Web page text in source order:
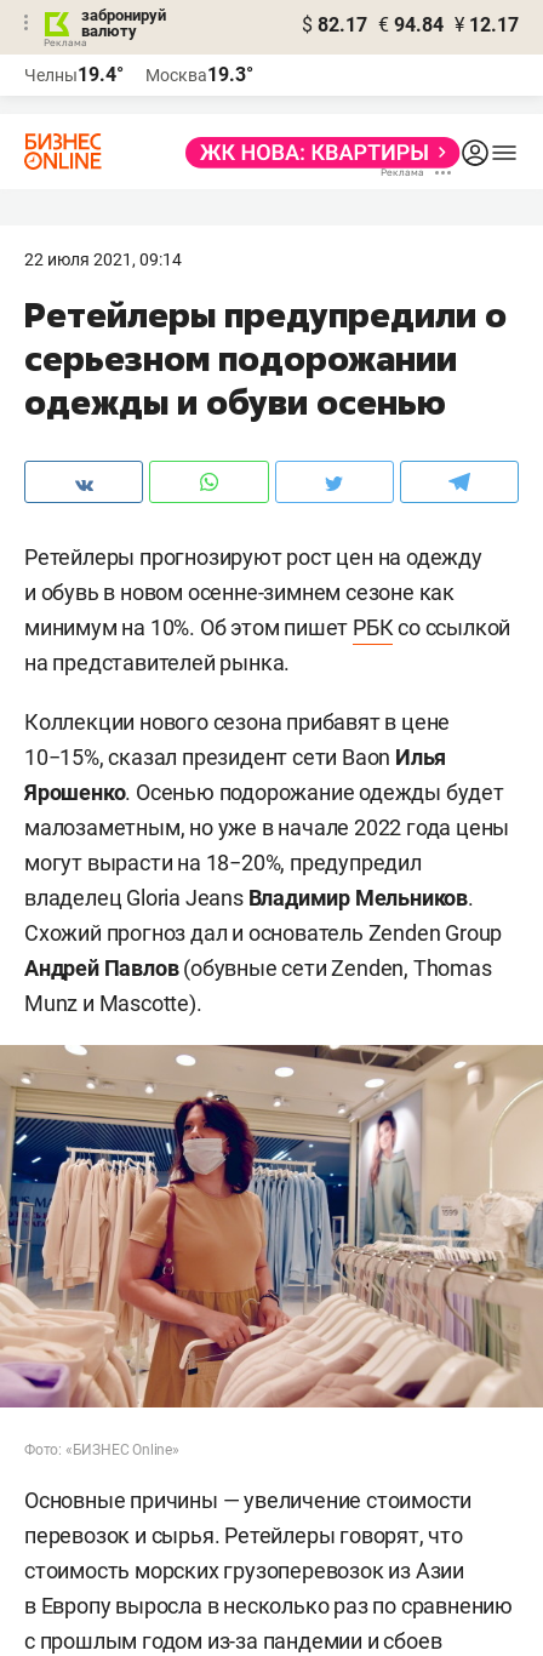
забронируй
валюту
$ 82.17 € 94.84 ¥ 12.17
Челны19.4° Москва19.3°
22 июля 2021, 09:14
Ретейлеры предупредили о
серьезном подорожании
одежды и обуви осенью
Ретейлеры прогнозируют рост цен на одежду
и обувь в новом осенне-зимнем сезоне как
минимум на 10%. Об этом пишет РБКсо ссылкой
на представителей рынка.
Коллекции нового сезона прибавят в цене
10−15%, сказал президент сети Baon Илья
Ярошенко. Осенью подорожание одежды будет
малозаметным, но уже в начале 2022 года цены
могут вырасти на 18−20%, предупредил
владелец Gloria Jeans Владимир Мельников.
Схожий прогноз дал и основатель Zenden Group
Андрей Павлов(обувные сети Zenden, Thomas
Munz и Mascotte).
Фото: «БИЗНЕС Online»
Основные причины — увеличение стоимости
перевозок и сырья. Ретейлеры говорят, что
стоимость морских грузоперевозок из Азии
в Европу выросла в несколько раз по сравнению
с прошлым годом из-за пандемии и сбоев